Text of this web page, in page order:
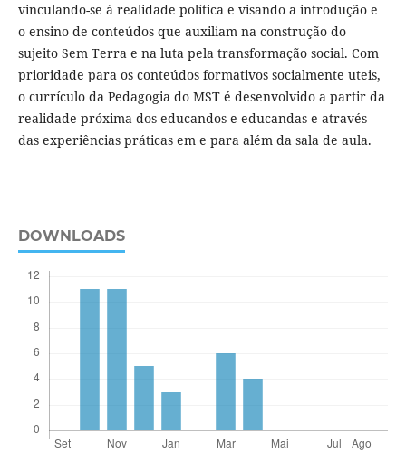
vinculando-se à realidade política e visando a introdução e
o ensino de conteúdos que auxiliam na construção do
sujeito Sem Terra e na luta pela transformação social. Com
prioridade para os conteúdos formativos socialmente uteis,
o currículo da Pedagogia do MST é desenvolvido a partir da
realidade próxima dos educandos e educandas e através
das experiências práticas em e para além da sala de aula.
DOWNLOADS